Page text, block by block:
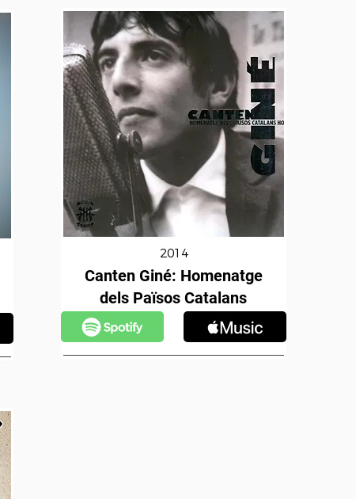
2014
Canten Giné: Homenatge
dels Països Catalans